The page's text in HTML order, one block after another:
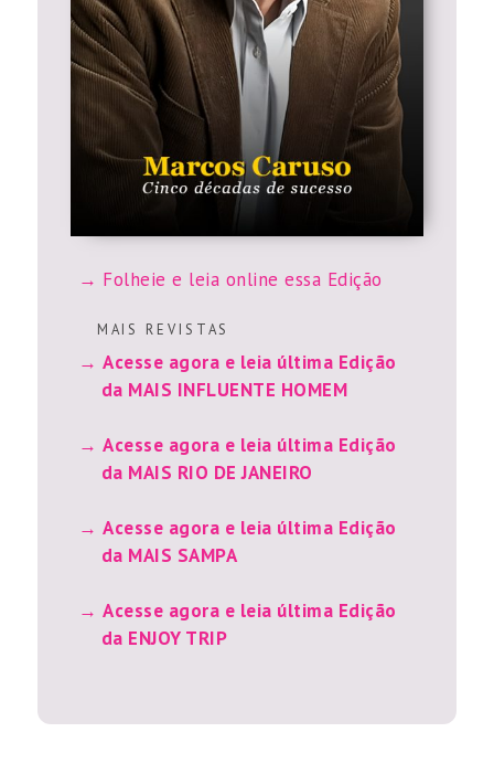
Folheie e leia online essa Edição
M A I S R E V I S T A S
Acesse agora e leia última Edição
da MAIS INFLUENTE HOMEM
Acesse agora e leia última Edição
da MAIS RIO DE JANEIRO
Acesse agora e leia última Edição
da MAIS SAMPA
Acesse agora e leia última Edição
da ENJOY TRIP